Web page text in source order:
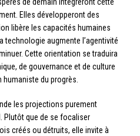
Elles développeront des
libère les capacités humaines
technologie augmente l’agentivité
Cette orientation se traduira
de gouvernance et de culture
humaniste du progrès.
les projections purement
Plutôt que de se focaliser
créés ou détruits, elle invite à